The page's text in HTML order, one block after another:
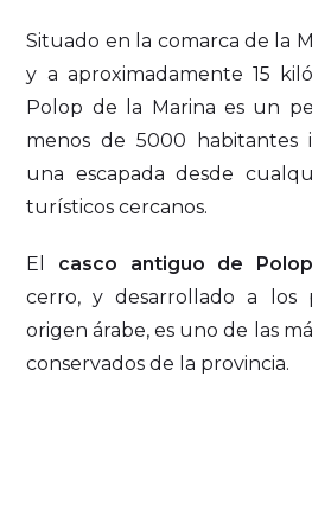
Situado en la comarca de la
y a aproximadamente 15
Polop de la Marina es un
menos de 5000 habitantes
una escapada desde
turísticos cercanos.
El casco antiguo de Polop
cerro, y desarrollado a los
origen árabe, es uno de las
conservados de la provincia.